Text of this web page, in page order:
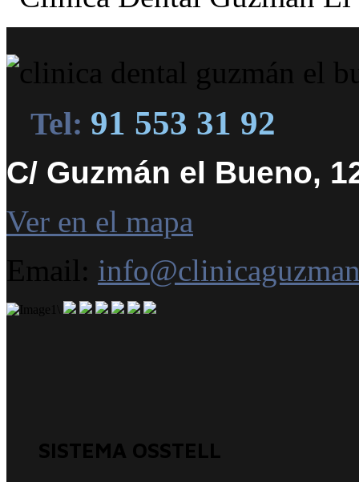
Tel: 91 553 31 92
C/ Guzmán el Bueno,
Ver en el mapa
Email:
SISTEMA OSSTELL